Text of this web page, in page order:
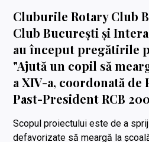
Cluburile Rotary Club
Club București și
au început pregătirile
"Ajută un copil să
a XIV-a, coordonată de
Past-President RCB
Scopul proiectului este de a
defavorizate să meargă la